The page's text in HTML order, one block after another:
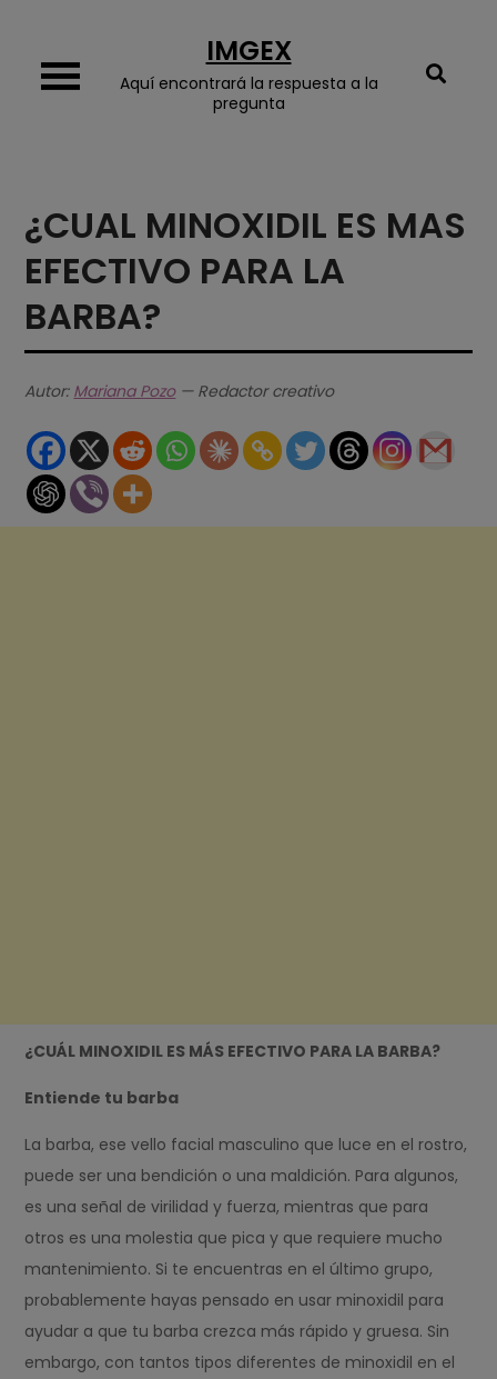
content
IMGEX
Aquí encontrará la respuesta a la
pregunta
¿CUAL MINOXIDIL ES MAS
EFECTIVO PARA LA
BARBA?
Autor: Mariana Pozo— Redactor creativo
¿CUÁL MINOXIDIL ES MÁS EFECTIVO PARA LA BARBA?
Entiende tu barba
La barba, ese vello facial masculino que luce en el rostro,
puede ser una bendición o una maldición. Para algunos,
es una señal de virilidad y fuerza, mientras que para
otros es una molestia que pica y que requiere mucho
mantenimiento. Si te encuentras en el último grupo,
probablemente hayas pensado en usar minoxidil para
ayudar a que tu barba crezca más rápido y gruesa. Sin
embargo, con tantos tipos diferentes de minoxidil en el